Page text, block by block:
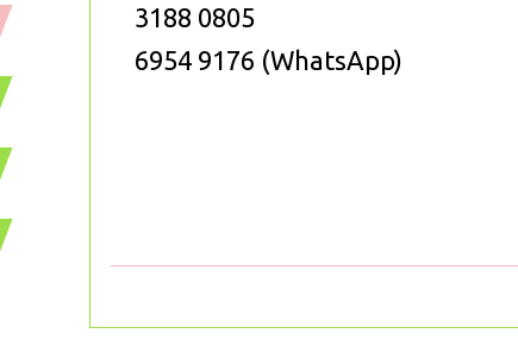
3188 0805
6954 9176 (WhatsApp)